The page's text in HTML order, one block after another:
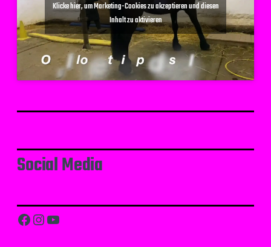
Klicke hier, um Marketing-Cookies zu akzeptieren und diesen
Inhalt zu aktivieren
Social Media
Facebook Instagram YouTube